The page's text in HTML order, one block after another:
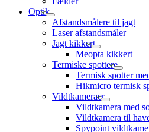
Optik
Afstandsmålere til jagt
Laser afstandsmåler
Jagt kikkert
Meopta kikkert
Termiske spottere
Termisk spotter
Hikmicro termisk
Vildtkameraer
Vildtkamera med
Vildtkamera til
Spypoint